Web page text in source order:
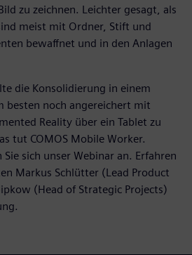
zu zeichnen. Leichter gesagt, als
meist mit Ordner, Stift und
bewaffnet und in den Anlagen
die Konsolidierung in einem
besten noch angereichert mit
Reality über ein Tablet zu
tut COMOS Mobile Worker.
sich unser Webinar an. Erfahren
Markus Schlütter (Lead Product
(Head of Strategic Projects)